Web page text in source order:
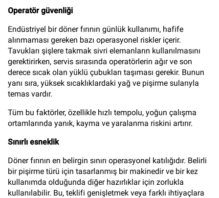
Operatör güvenliği
Endüstriyel bir döner fırının günlük kullanımı, hafife
alınmaması gereken bazı operasyonel riskler içerir.
Tavukları şişlere takmak sivri elemanların kullanılmasını
gerektirirken, servis sırasında operatörlerin ağır ve son
derece sıcak olan yüklü çubukları taşıması gerekir. Bunun
yanı sıra, yüksek sıcaklıklardaki yağ ve pişirme sularıyla
temas vardır.
Tüm bu faktörler, özellikle hızlı tempolu, yoğun çalışma
ortamlarında yanık, kayma ve yaralanma riskini artırır.
Sınırlı esneklik
Döner fırının en belirgin sınırı operasyonel katılığıdır. Belirli
bir pişirme türü için tasarlanmış bir makinedir ve bir kez
kullanımda olduğunda diğer hazırlıklar için zorlukla
kullanılabilir. Bu, teklifi genişletmek veya farklı ihtiyaçlara